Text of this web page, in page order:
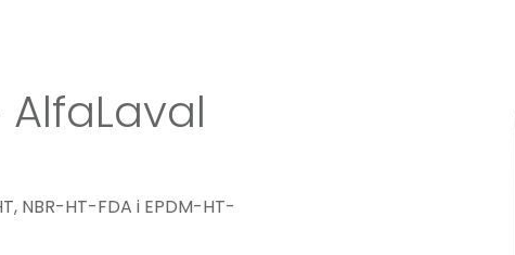
AlfaLaval
NBR-HT-FDA i EPDM-HT-